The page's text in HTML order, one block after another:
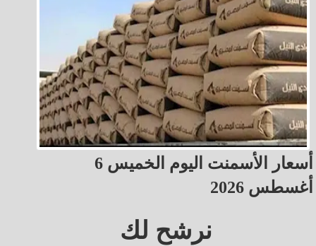
أسعار الأسمنت اليوم الخميس 6
أغسطس 2026
نرشح لك